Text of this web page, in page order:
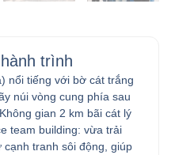
trình
nổi tiếng với bờ cát trắng
núi vòng cung phía sau
gian 2 km bãi cát lý
team building: vừa trải
tranh sôi động, giúp